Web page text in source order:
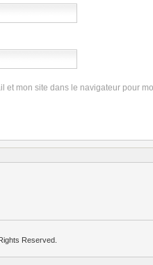
et mon site dans le navigateur pour
Reserved.